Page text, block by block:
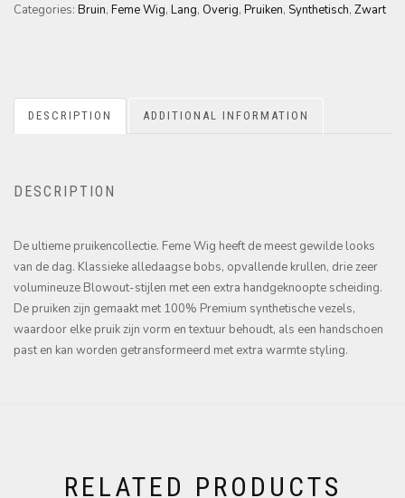
Categories: Bruin, Feme Wig, Lang, Overig, Pruiken, Synthetisch, Zwart
DESCRIPTION ADDITIONAL INFORMATION
DESCRIPTION
De ultieme pruikencollectie. Feme Wig heeft de meest gewilde looks
van de dag. Klassieke alledaagse bobs, opvallende krullen, drie zeer
volumineuze Blowout-stijlen met een extra handgeknoopte scheiding.
De pruiken zijn gemaakt met 100% Premium synthetische vezels,
waardoor elke pruik zijn vorm en textuur behoudt, als een handschoen
past en kan worden getransformeerd met extra warmte styling.
RELATED PRODUCTS